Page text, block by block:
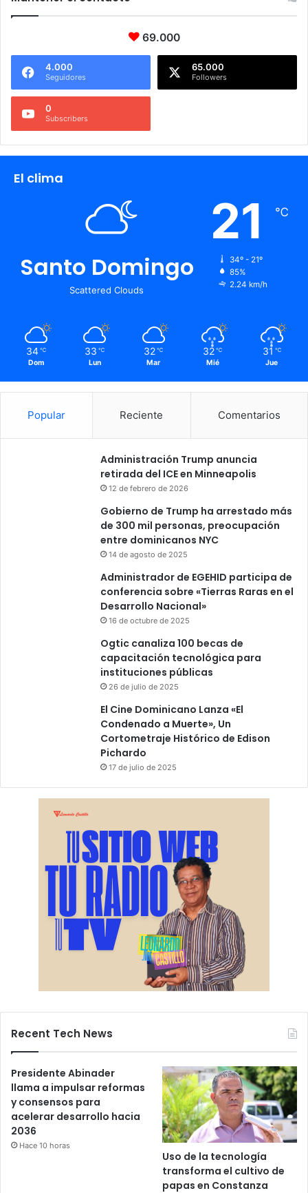
69.000
4.000
Seguidores
65.000
Followers
0
Subscribers
El clima
Santo Domingo
Scattered Clouds
21 ℃
34º - 21º
85%
2.24 km/h
34 ℃
Dom
33 ℃
Lun
32 ℃
Mar
32 ℃
Mié
31 ℃
Jue
Popular Reciente Comentarios
Administración Trump anuncia
retirada del ICE en Minneapolis
12 de febrero de 2026
Gobierno de Trump ha arrestado más
de 300 mil personas, preocupación
entre dominicanos NYC
14 de agosto de 2025
Administrador de EGEHID participa de
conferencia sobre «Tierras Raras en el
Desarrollo Nacional»
16 de octubre de 2025
Ogtic canaliza 100 becas de
capacitación tecnológica para
instituciones públicas
26 de julio de 2025
El Cine Dominicano Lanza «El
Condenado a Muerte», Un
Cortometraje Histórico de Edison
Pichardo
17 de julio de 2025
Recent Tech News
Presidente Abinader
llama a impulsar reformas
y consensos para
acelerar desarrollo hacia
2036
Hace 10 horas
Uso de la tecnología
transforma el cultivo de
papas en Constanza